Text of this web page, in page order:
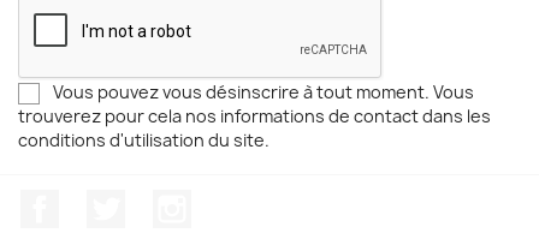
Vous pouvez vous désinscrire à tout moment. Vous
trouverez pour cela nos informations de contact dans les
conditions d'utilisation du site.